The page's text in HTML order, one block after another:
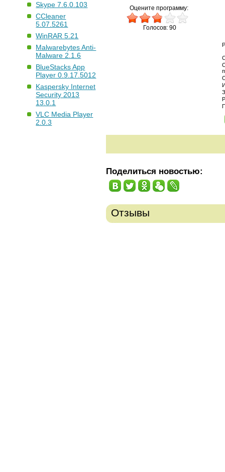
Skype 7.6.0.103
CCleaner
5.07.5261
WinRAR 5.21
Malwarebytes Anti-
Malware 2.1.6
BlueStacks App
Player 0.9.17.5012
Kaspersky Internet
Security 2013
13.0.1
VLC Media Player
2.0.3
Оцените программу:
Голосов: 90
Поделиться новостью:
Отзывы